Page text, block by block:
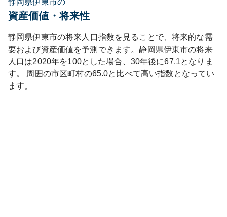
静岡県伊東市の
資産価値・将来性
静岡県伊東市の将来人口指数を見ることで、将来的な需
要および資産価値を予測できます。静岡県伊東市の将来
人口は2020年を100とした場合、30年後に67.1となりま
す。
周囲の市区町村の65.0と比べて高い指数となってい
ます。